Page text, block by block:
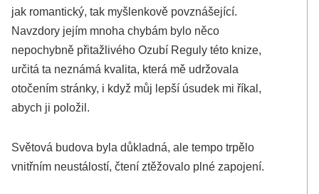
jak romantický, tak myšlenkově povznášející.
Navzdory jejím mnoha chybám bylo něco
nepochybně přitažlivého Ozubí Reguly této knize,
určitá ta neznámá kvalita, která mě udržovala
otočením stránky, i když můj lepší úsudek mi říkal,
abych ji položil.
Světová budova byla důkladná, ale tempo trpělo
vnitřním neustálostí, čtení ztěžovalo plné zapojení.